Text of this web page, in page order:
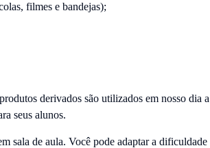
filmes e bandejas);
derivados são utilizados em nosso dia a
seus alunos.
sala de aula. Você pode adaptar a dificuldade